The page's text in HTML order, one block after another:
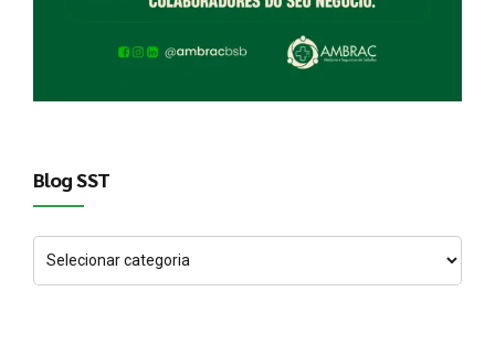
Blog SST